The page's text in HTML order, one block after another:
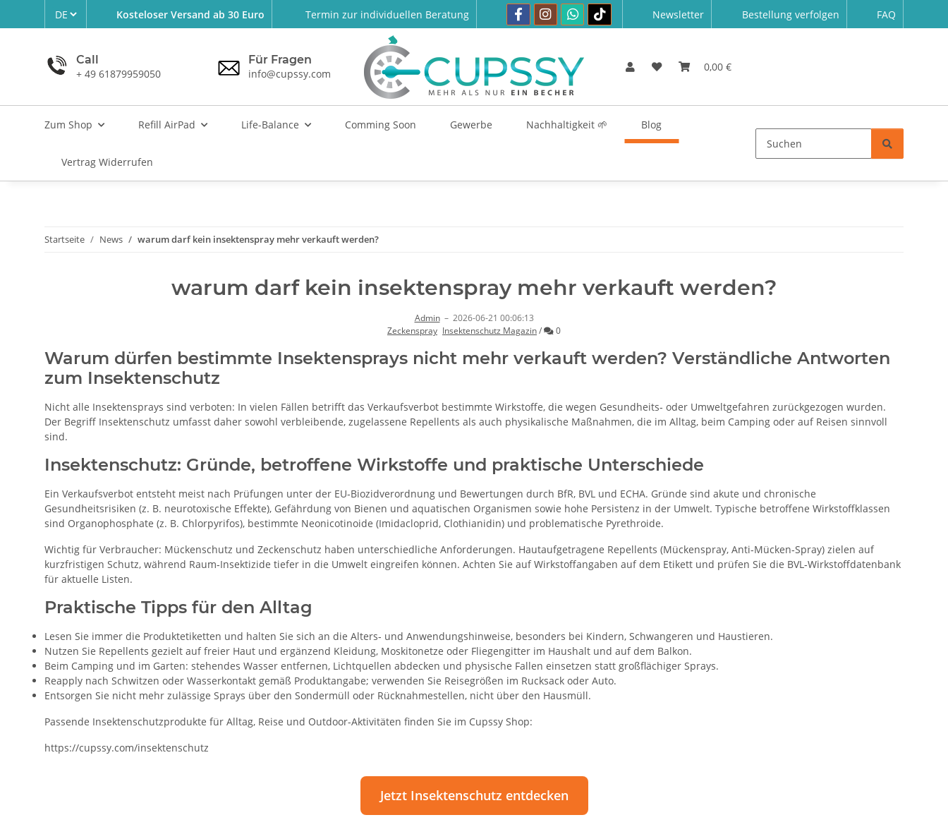
Kosteloser Versand ab 30 Euro Termin zur individuellen Beratung Newsletter Bestellung verfolgen FAQ
Call
+ 49 61879959050
Für Fragen
info@cupssy.com
0,00 €
Zum Shop Refill AirPad Life-Balance Comming Soon Gewerbe Nachhaltigkeit 🌱 Blog
Vertrag Widerrufen
Startseite News warum darf kein insektenspray mehr verkauft werden?
warum darf kein insektenspray mehr verkauft werden?
Admin– 2026-06-21 00:06:13
Zeckenspray Insektenschutz Magazin/ Kommentare
0
Warum dürfen bestimmte Insektensprays nicht mehr verkauft werden? Verständliche Antworten
zum Insektenschutz
Nicht alle Insektensprays sind verboten: In vielen Fällen betrifft das Verkaufsverbot bestimmte Wirkstoffe, die wegen Gesundheits‑ oder Umweltgefahren zurückgezogen wurden.
Der Begriff Insektenschutz umfasst daher sowohl verbleibende, zugelassene Repellents als auch physikalische Maßnahmen, die im Alltag, beim Camping oder auf Reisen sinnvoll
sind.
Insektenschutz: Gründe, betroffene Wirkstoffe und praktische Unterschiede
Ein Verkaufsverbot entsteht meist nach Prüfungen unter der EU‑Biozidverordnung und Bewertungen durch BfR, BVL und ECHA. Gründe sind akute und chronische
Gesundheitsrisiken (z. B. neurotoxische Effekte), Gefährdung von Bienen und aquatischen Organismen sowie hohe Persistenz in der Umwelt. Typische betroffene Wirkstoffklassen
sind Organophosphate (z. B. Chlorpyrifos), bestimmte Neonicotinoide (Imidacloprid, Clothianidin) und problematische Pyrethroide.
Wichtig für Verbraucher: Mückenschutz und Zeckenschutz haben unterschiedliche Anforderungen. Hautaufgetragene Repellents (Mückenspray, Anti‑Mücken‑Spray) zielen auf
kurzfristigen Schutz, während Raum‑Insektizide tiefer in die Umwelt eingreifen können. Achten Sie auf Wirkstoffangaben auf dem Etikett und prüfen Sie die BVL‑Wirkstoffdatenbank
für aktuelle Listen.
Praktische Tipps für den Alltag
Lesen Sie immer die Produktetiketten und halten Sie sich an die Alters‑ und Anwendungshinweise, besonders bei Kindern, Schwangeren und Haustieren.
Nutzen Sie Repellents gezielt auf freier Haut und ergänzend Kleidung, Moskitonetze oder Fliegengitter im Haushalt und auf dem Balkon.
Beim Camping und im Garten: stehendes Wasser entfernen, Lichtquellen abdecken und physische Fallen einsetzen statt großflächiger Sprays.
Reapply nach Schwitzen oder Wasserkontakt gemäß Produktangabe; verwenden Sie Reisegrößen im Rucksack oder Auto.
Entsorgen Sie nicht mehr zulässige Sprays über den Sondermüll oder Rücknahmestellen, nicht über den Hausmüll.
Passende Insektenschutzprodukte für Alltag, Reise und Outdoor-Aktivitäten finden Sie im Cupssy Shop:
https://cupssy.com/insektenschutz
Jetzt Insektenschutz entdecken